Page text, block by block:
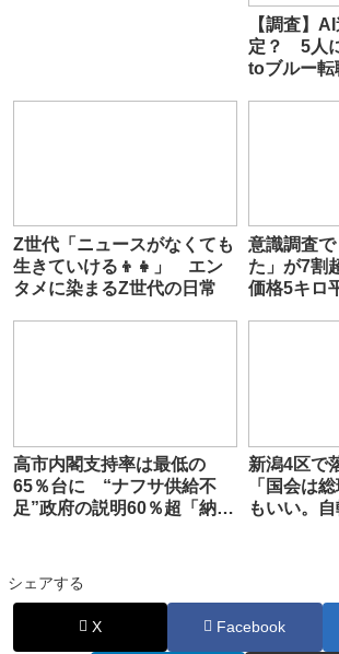
【調査】
定？ 5人
toブルー
Z世代「ニュースがなくても
生きていける👦👧」 エン
タメに染まるZ世代の日常
意識調査
た」が7割
価格5キロ
高市内閣支持率は最低の
65％台に “ナフサ供給不
足”政府の説明60％超「納得
新潟4区で
「国会は
もいい。
シェアする
X Facebook